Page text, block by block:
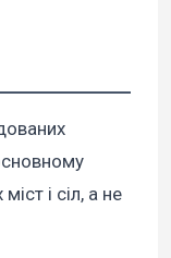
і сіл, а не